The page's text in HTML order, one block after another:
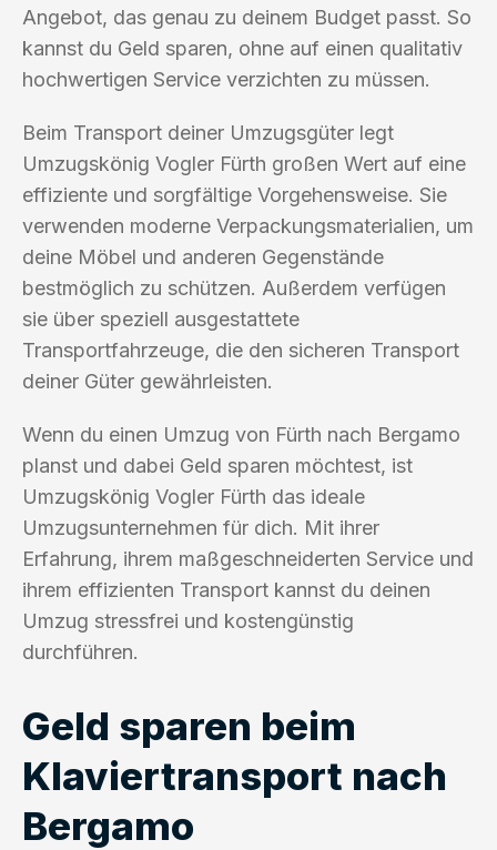
Angebot, das genau zu deinem Budget passt. So
kannst du Geld sparen, ohne auf einen qualitativ
hochwertigen Service verzichten zu müssen.
Beim Transport deiner Umzugsgüter legt
Umzugskönig Vogler Fürth großen Wert auf eine
effiziente und sorgfältige Vorgehensweise. Sie
verwenden moderne Verpackungsmaterialien, um
deine Möbel und anderen Gegenstände
bestmöglich zu schützen. Außerdem verfügen
sie über speziell ausgestattete
Transportfahrzeuge, die den sicheren Transport
deiner Güter gewährleisten.
Wenn du einen Umzug von Fürth nach Bergamo
planst und dabei Geld sparen möchtest, ist
Umzugskönig Vogler Fürth das ideale
Umzugsunternehmen für dich. Mit ihrer
Erfahrung, ihrem maßgeschneiderten Service und
ihrem effizienten Transport kannst du deinen
Umzug stressfrei und kostengünstig
durchführen.
Geld sparen beim
Klaviertransport nach
Bergamo